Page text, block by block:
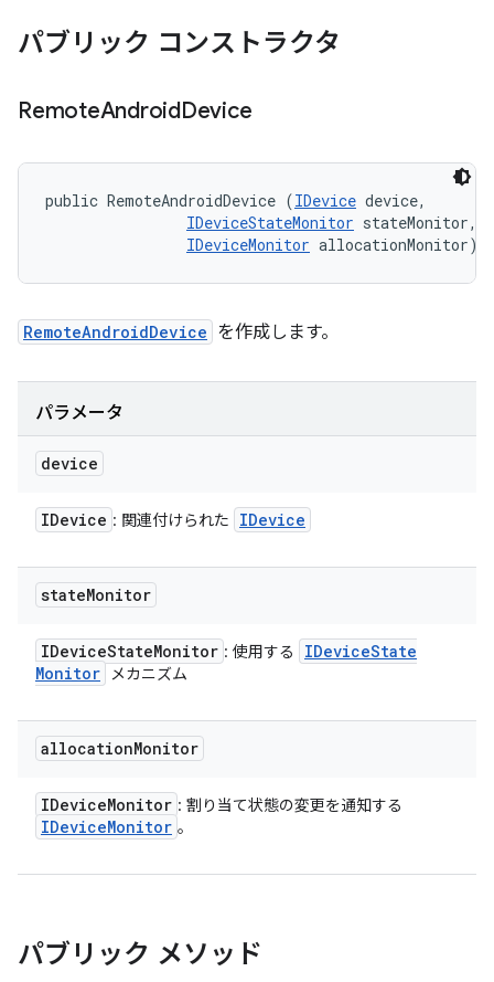
パブリック コンストラクタ
RemoteAndroidDevice
public RemoteAndroidDevice (IDevice device,
IDeviceStateMonitor stateMonitor,
IDeviceMonitor allocationMonitor)
RemoteAndroidDevice を作成します。
パラメータ
device
IDevice : 関連付けられた IDevice
stateMonitor
IDeviceStateMonitor : 使用する IDeviceState
Monitor メカニズム
allocationMonitor
IDeviceMonitor : 割り当て状態の変更を通知する
IDeviceMonitor 。
パブリック メソッド